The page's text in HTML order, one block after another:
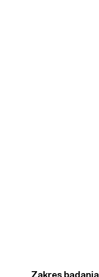
Zakres badania